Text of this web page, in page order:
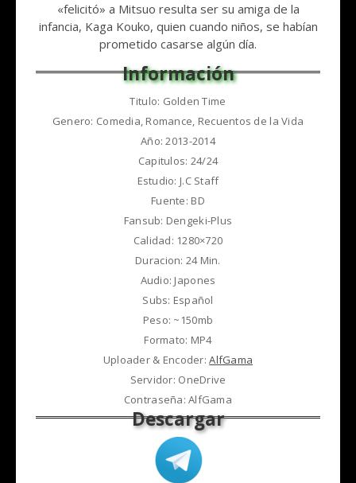
«felicitó» a Mitsuo resulta ser su amiga de la
infancia, Kaga Kouko, quien cuando niños, se habían
prometido casarse algún día.
Titulo: Golden Time
Genero: Comedia, Romance, Recuentos de la Vida
Año: 2013-2014
Capitulos: 24/24
Estudio: J.C Staff
Fuente: BD
Fansub: Dengeki-Plus
Calidad: 1280×720
Duracion: 24 Min.
Audio: Japones
Subs: Español
Peso: ~150mb
Formato: MP4
Uploader & Encoder:AlfGama
Servidor: OneDrive
Contraseña: AlfGama